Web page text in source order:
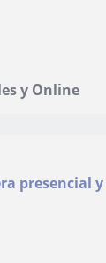
y Online
presencial